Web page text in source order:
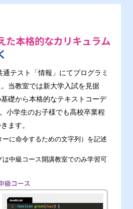
た本格的なカリキュラム
テスト「情報」にてプログラミ
当教室では新大学入試を見据
礎から本格的なテキストコーデ
小学生のお子様でも高校卒業程
ます。
に命令するための文字列）を記述
中級コース開講教室でのみ学習可